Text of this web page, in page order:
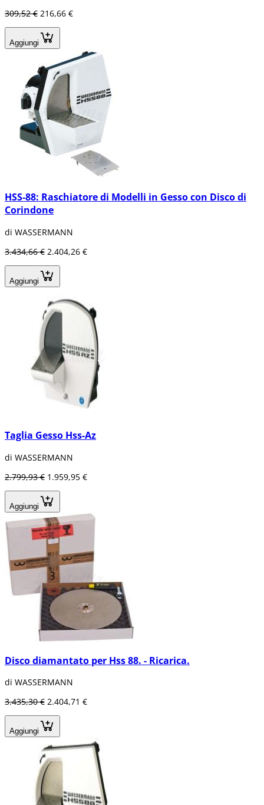
309,52 € 216,66 €
Aggiungi
HSS-88: Raschiatore di Modelli in Gesso con Disco di
Corindone
di WASSERMANN
3.434,66 € 2.404,26 €
Aggiungi
Taglia Gesso Hss-Az
di WASSERMANN
2.799,93 € 1.959,95 €
Aggiungi
Disco diamantato per Hss 88. - Ricarica.
di WASSERMANN
3.435,30 € 2.404,71 €
Aggiungi